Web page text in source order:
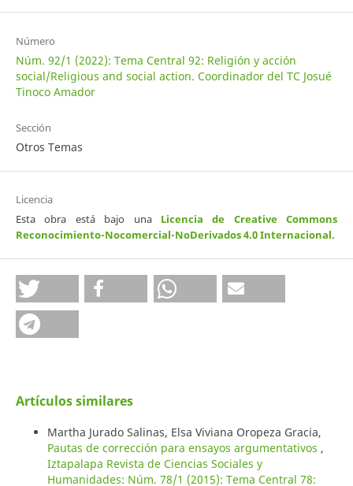
Número
Núm. 92/1 (2022): Tema Central 92: Religión y acción
social/Religious and social action. Coordinador del TC Josué
Tinoco Amador
Sección
Otros Temas
Licencia
Esta obra está bajo una Licencia de Creative Commons
Reconocimiento-Nocomercial-NoDerivados 4.0 Internacional.
Artículos similares
Martha Jurado Salinas, Elsa Viviana Oropeza Gracia,
Pautas de corrección para ensayos argumentativos ,
Iztapalapa Revista de Ciencias Sociales y
Humanidades: Núm. 78/1 (2015): Tema Central 78: